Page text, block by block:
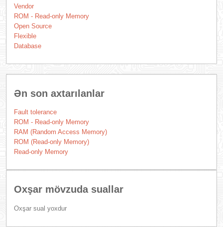
Vendor
ROM - Read-only Memory
Open Source
Flexible
Database
Ən son axtarılanlar
Fault tolerance
ROM - Read-only Memory
RAM (Random Access Memory)
ROM (Read-only Memory)
Read-only Memory
Oxşar mövzuda suallar
Oxşar sual yoxdur